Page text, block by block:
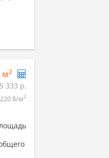
м2
333 р.
$/м2